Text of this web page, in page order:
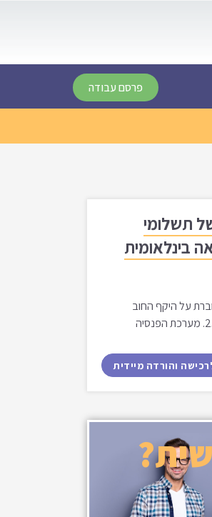
פרסם עבודה
2019: ההשלכות של תשלומי
בינלאומית
הפנסיה הצוברת על היקף החוב
האקטוארי הממשלתי בהשוואה בינלאומית | | תוכן עניינים | 1. מבוא 2 | 2. סקירת ספרות 4 | 2.1. מערכת הפנסיה
והורדה מיידית